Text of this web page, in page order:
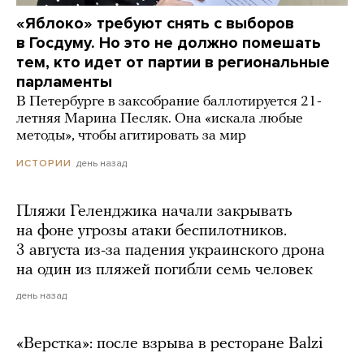
«Яблоко» требуют снять с выборов
в Госдуму. Но это не должно помешать
тем, кто идет от партии в региональные
парламенты
В Петербурге в заксобрание баллотируется 21-
летняя Марина Песляк. Она «искала любые
методы», чтобы агитировать за мир
ИСТОРИИ день назад
Пляжи Геленджика начали закрывать
на фоне угрозы атаки беспилотников.
3 августа из-за падения украинского дрона
на один из пляжей погибли семь человек
день назад
«Верстка»: после взрыва в ресторане Balzi